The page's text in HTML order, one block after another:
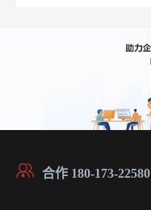
合作 180-173-22580